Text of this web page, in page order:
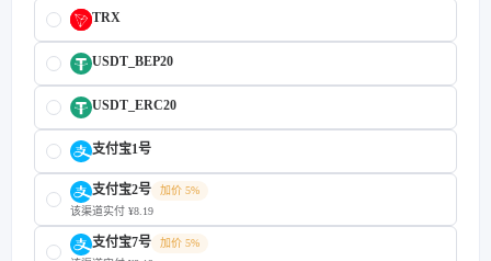
TRX
USDT_BEP20
USDT_ERC20
支付宝1号
支付宝2号
加价 5%
该渠道实付 ¥8.19
支付宝7号
加价 5%